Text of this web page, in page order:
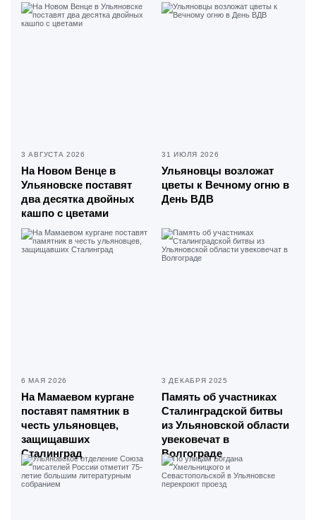
3 АВГУСТА 2026
На Новом Венце в
Ульяновске поставят
два десятка двойных
кашпо с цветами
31 ИЮЛЯ 2026
Ульяновцы возложат
цветы к Вечному огню в
День ВДВ
6 МАЯ 2026
На Мамаевом кургане
поставят памятник в
честь ульяновцев,
защищавших
Сталинград
3 ДЕКАБРЯ 2025
Память об участниках
Сталинградской битвы
из Ульяновской области
увековечат в
Волгограде